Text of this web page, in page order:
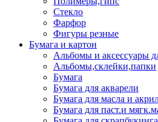
Стекло
Фарфор
Фигуры резные
Бумага и картон
Альбомы и аксессуары
Альбомы,склейки,папки
Бумага
Бумага для акварели
Бумага для масла и
Бумага для паст.и